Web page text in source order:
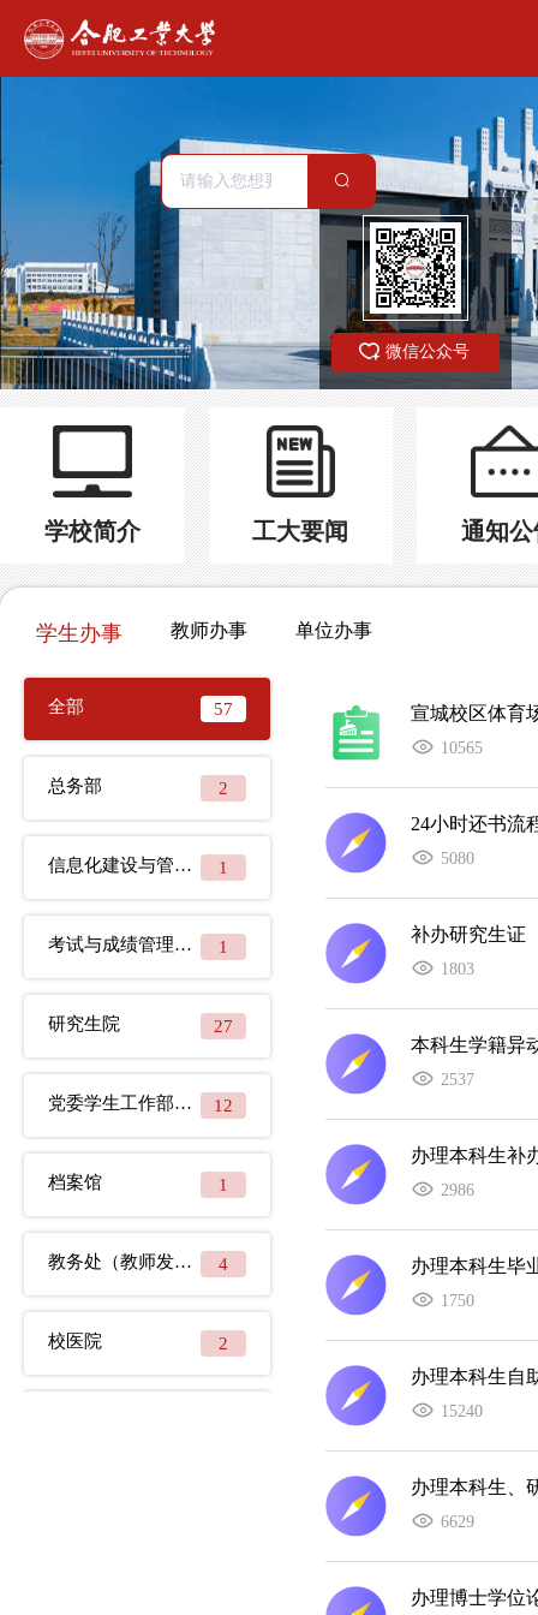
微信公众号
学校简介 工大要闻 通知
学生办事 教师办事 单位办事
全部 57
总务部 2
信息化建设与管理办公室 1
考试与成绩管理中心 1
研究生院 27
党委学生工作部（处）（党委研究生工作部合署） 12
档案馆 1
教务处（教师发展与教学评估中心合署办公、智能制造现代产业学院挂靠） 4
校医院 2
宣城校区体育
10565
24小时还书流
5080
补办研究生证
1803
本科生学籍异
2537
办理本科生补
2986
办理本科生毕
1750
办理本科生自
15240
办理本科生、
6629
办理博士学位